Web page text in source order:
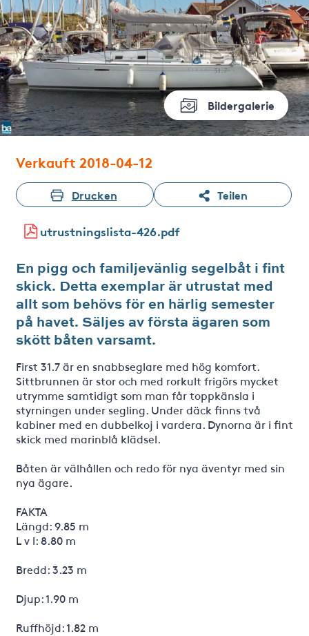
Bildergalerie
Verkauft 2018-04-12
Drucken Teilen
utrustningslista-426.pdf
En pigg och familjevänlig segelbåt i fint
skick. Detta exemplar är utrustat med
allt som behövs för en härlig semester
på havet. Säljes av första ägaren som
skött båten varsamt.
First 31.7 är en snabbseglare med hög komfort.
Sittbrunnen är stor och med rorkult frigörs mycket
utrymme samtidigt som man får toppkänsla i
styrningen under segling. Under däck finns två
kabiner med en dubbelkoj i vardera. Dynorna är i fint
skick med marinblå klädsel.
Båten är välhållen och redo för nya äventyr med sin
nya ägare.
FAKTA
Längd: 9.85 m
L v l: 8.80 m
Bredd: 3.23 m
Djup: 1.90 m
Ruffhöjd: 1.82 m